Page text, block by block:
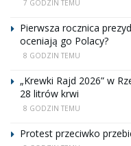
7 GODZIN TEMU
Pierwsza rocznica
oceniają go Polacy?
8 GODZIN TEMU
„Krewki Rajd 2026” w
28 litrów krwi
8 GODZIN TEMU
Protest przeciwko